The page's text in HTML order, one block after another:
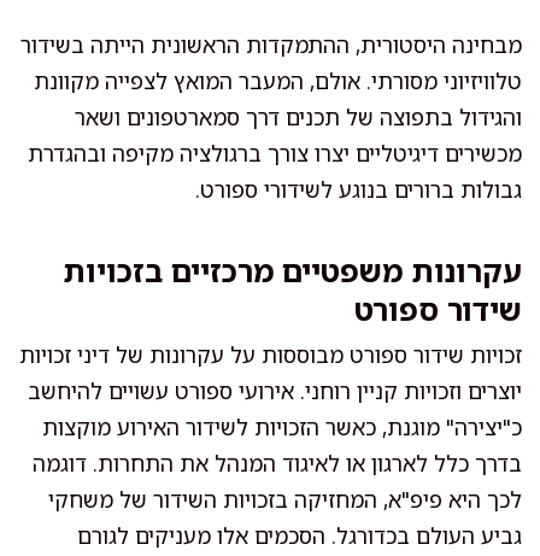
מבחינה היסטורית, ההתמקדות הראשונית הייתה בשידור
טלוויזיוני מסורתי. אולם, המעבר המואץ לצפייה מקוונת
והגידול בתפוצה של תכנים דרך סמארטפונים ושאר
מכשירים דיגיטליים יצרו צורך ברגולציה מקיפה ובהגדרת
גבולות ברורים בנוגע לשידורי ספורט.
עקרונות משפטיים מרכזיים בזכויות
שידור ספורט
זכויות שידור ספורט מבוססות על עקרונות של דיני זכויות
יוצרים וזכויות קניין רוחני. אירועי ספורט עשויים להיחשב
כ"יצירה" מוגנת, כאשר הזכויות לשידור האירוע מוקצות
בדרך כלל לארגון או לאיגוד המנהל את התחרות. דוגמה
לכך היא פיפ"א, המחזיקה בזכויות השידור של משחקי
גביע העולם בכדורגל. הסכמים אלו מעניקים לגורם